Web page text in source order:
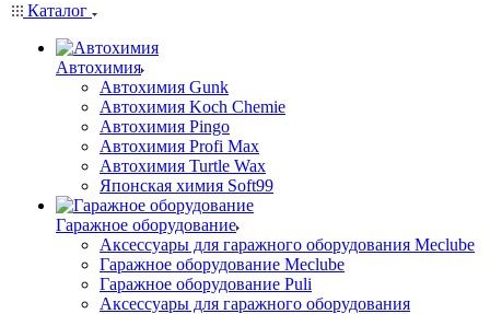
Каталог
Автохимия
Автохимия Gunk
Автохимия Koch Chemie
Автохимия Pingo
Автохимия Profi Max
Автохимия Turtle Wax
Японская химия Soft99
Гаражное оборудование
Аксессуары для гаражного оборудования Meclube
Гаражное оборудование Meclube
Гаражное оборудование Puli
Аксессуары для гаражного оборудования